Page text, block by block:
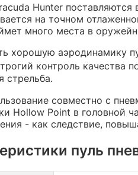
Hunter поставляются
на точном
много места в
хорошую аэродинамику
контроль качества
стрельба.
совместно с
Hollow Point в головной
- как следствие,
пуль